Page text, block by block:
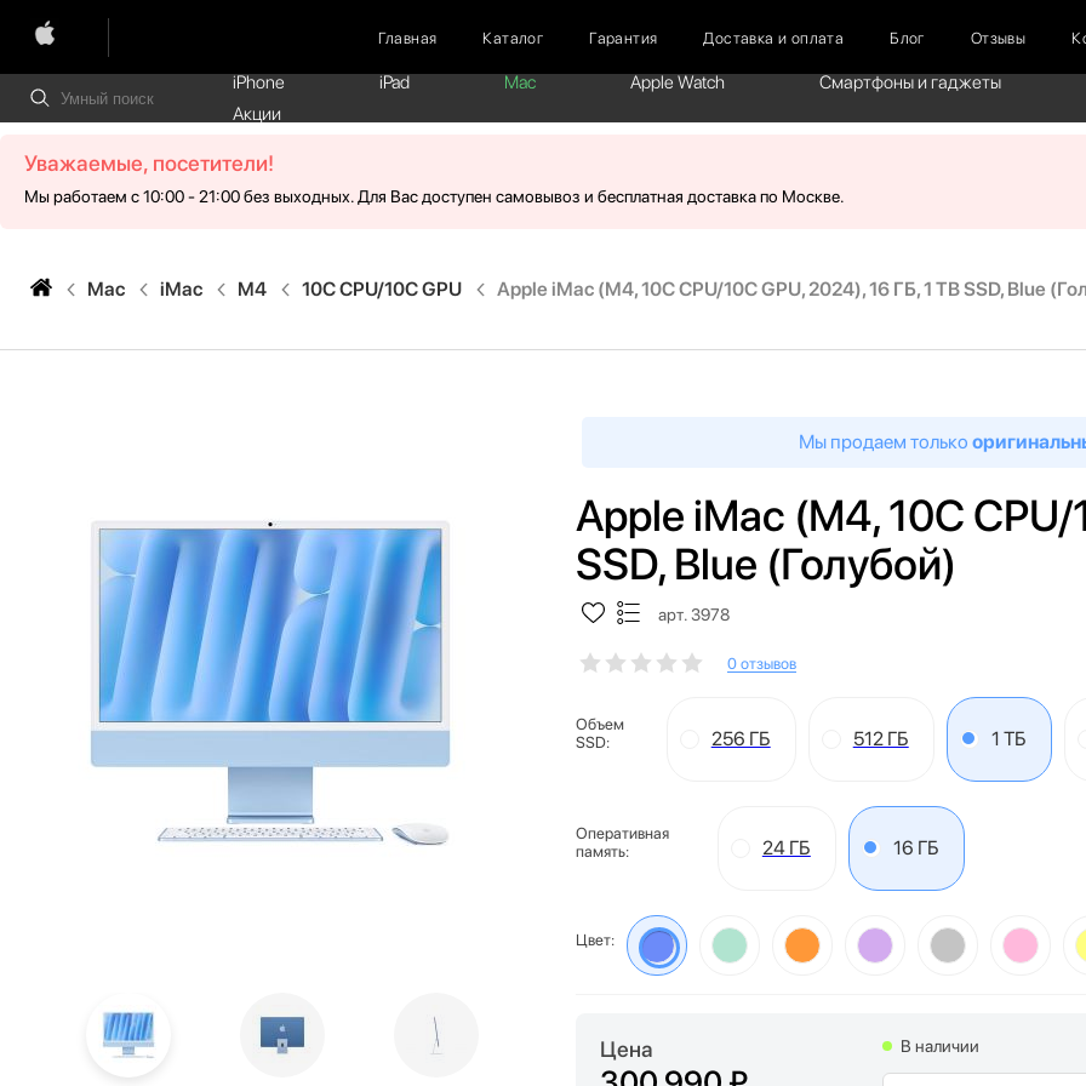
Главная Каталог Гарантия Доставка и оплата Блог Отзывы
iPhone iPad Mac Apple Watch
Смартфоны и гаджеты
Акции
Уважаемые, посетители!
Мы работаем с 10:00 - 21:00 без выходных. Для Вас доступен самовывоз и бесплатная доставка по Москве.
Mac iMac M4 10C CPU/10C GPU Apple iMac (M4, 10C CPU/10C GPU, 2024), 16 ГБ, 1 TB SSD, Blue
Мы продаем только
Apple iMac (M4, 10C CPU/
SSD, Blue (Голубой)
арт. 3978
0 отзывов
Объем
SSD:
256 ГБ 512 ГБ 1 ТБ
Оперативная
память:
24 ГБ 16 ГБ
Цвет:
Цена В наличии